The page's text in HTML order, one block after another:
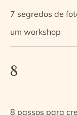
7 segredos de
um workshop
8
8 passos para